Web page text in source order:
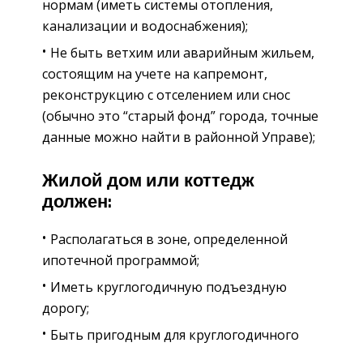
нормам (иметь системы отопления,
канализации и водоснабжения);
Не быть ветхим или аварийным жильем,
состоящим на учете на капремонт,
реконструкцию с отселением или снос
(обычно это “старый фонд” города, точные
данные можно найти в районной Управе);
Жилой дом или коттедж
должен:
Располагаться в зоне, определенной
ипотечной программой;
Иметь круглогодичную подъездную
дорогу;
Быть пригодным для круглогодичного